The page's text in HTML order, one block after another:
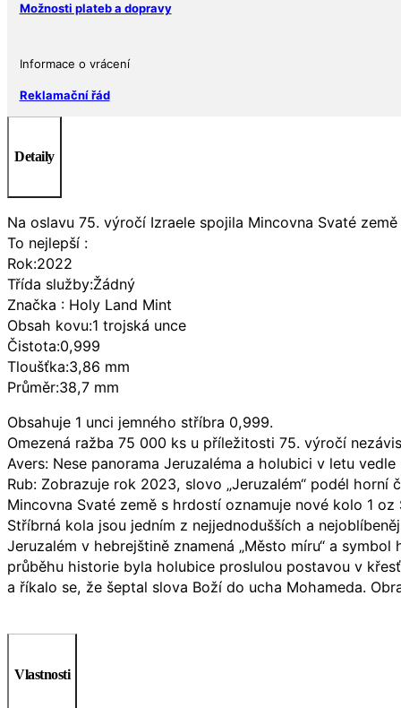
2023
Možnosti plateb a dopravy
Informace o vrácení
Reklamační řád
Detaily
Na oslavu 75. výročí Izraele spojila Mincovna Svaté
To nejlepší :
Rok:2022
Třída služby:Žádný
Značka : Holy Land Mint
Obsah kovu:1 trojská unce
Čistota:0,999
Tloušťka:3,86 mm
Průměr:38,7 mm
Obsahuje 1 unci jemného stříbra 0,999.
Omezená ražba 75 000 ks u příležitosti 75. výročí
Avers: Nese panorama Jeruzaléma a holubici v letu
Rub: Zobrazuje rok 2023, slovo „Jeruzalém“ podél
Mincovna Svaté země s hrdostí oznamuje nové kolo 1
Stříbrná kola jsou jedním z nejjednodušších a
Jeruzalém v hebrejštině znamená „Město míru“ a
průběhu historie byla holubice proslulou postavou v
a říkalo se, že šeptal slova Boží do ucha Mohameda.
Vlastnosti